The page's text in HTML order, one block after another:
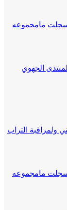
سجلت مامجموعه
الجهوي
ولمراقبة التراب
سجلت مامجموعه